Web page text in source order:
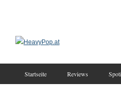
Startseite Reviews